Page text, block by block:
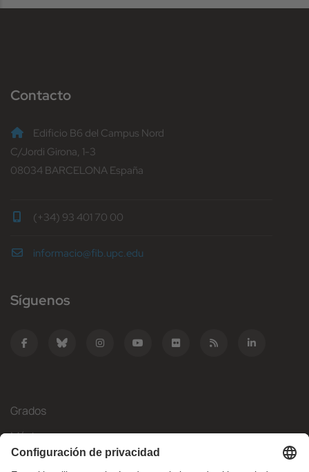
Contacto
Edificio B6 del Campus Nord
C/Jordi Girona, 1-3
08034 BARCELONA España
(+34) 93 401 70 00
informacio@fib.upc.edu
Síguenos
Grados
Másteres
Movilidad Internacional